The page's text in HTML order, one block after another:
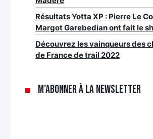
Résultats Yotta XP : Pierre Le
Margot Garebedian ont fait le
Découvrez les vainqueurs des
de France de trail 2022
M’abonner à la newsletter